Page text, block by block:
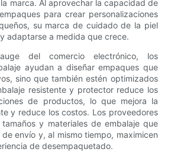
marca. Al aprovechar la capacidad de
para crear personalizaciones
su marca de cuidado de la piel
adaptarse a medida que crece.
del comercio electrónico, los
ayudan a diseñar empaques que
sino que también estén optimizados
resistente y protector reduce los
de productos, lo que mejora la
y reduce los costos. Los proveedores
y materiales de embalaje que
envío y, al mismo tiempo, maximicen
de desempaquetado.